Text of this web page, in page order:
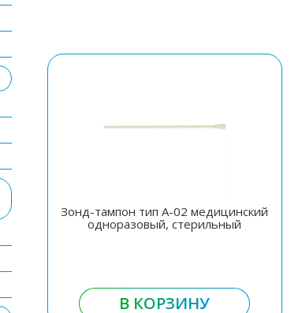
Зонд-тампон тип А-02 медицинский
одноразовый, стерильный
В КОРЗИНУ